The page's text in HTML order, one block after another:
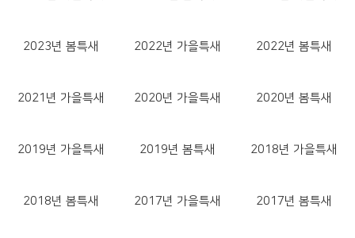
2023년 봄특새 2022년 가을특새 2022년 봄특새
2021년 가을특새 2020년 가을특새 2020년 봄특새
2019년 가을특새 2019년 봄특새 2018년 가을특새
2018년 봄특새 2017년 가을특새 2017년 봄특새